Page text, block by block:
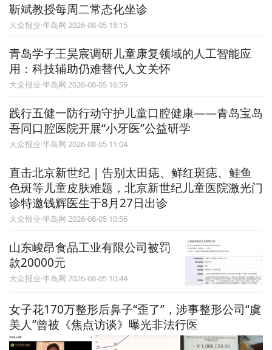
靳斌教授每周二常态化坐诊
大众报业·半岛网 2026-08-05 18:15
青岛学子王昊宸调研儿童康复领域的人工智能应
用：科技辅助仍难替代人文关怀
大众报业·半岛网 2026-08-05 16:59
践行五健一防行动守护儿童口腔健康——青岛宝岛
吾同口腔医院开展“小牙医”公益研学
大众报业·半岛网 2026-08-05 11:04
直击北京新世纪 | 告别太田痣、鲜红斑痣、鲑鱼
色斑等儿童皮肤难题，北京新世纪儿童医院激光门
诊特邀钱辉医生于8月27日出诊
大众报业·半岛网 2026-08-05 10:56
山东峻昂食品工业有限公司被罚
款20000元
大众报业·半岛网 2026-08-05 10:44
女子花170万整形后鼻子“歪了”，涉事整形公司“虞
美人”曾被《焦点访谈》曝光非法行医